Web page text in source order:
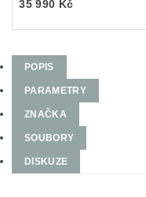
35 990 Kč
POPIS
PARAMETRY
ZNAČKA
SOUBORY
DISKUZE